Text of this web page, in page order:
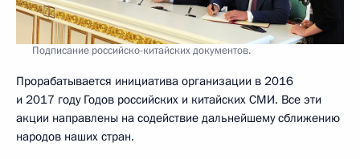
Подписание российско-китайских документов.
Прорабатывается инициатива организации в 2016
и 2017 году Годов российских и китайских СМИ. Все эти
акции направлены на содействие дальнейшему сближению
народов наших стран.